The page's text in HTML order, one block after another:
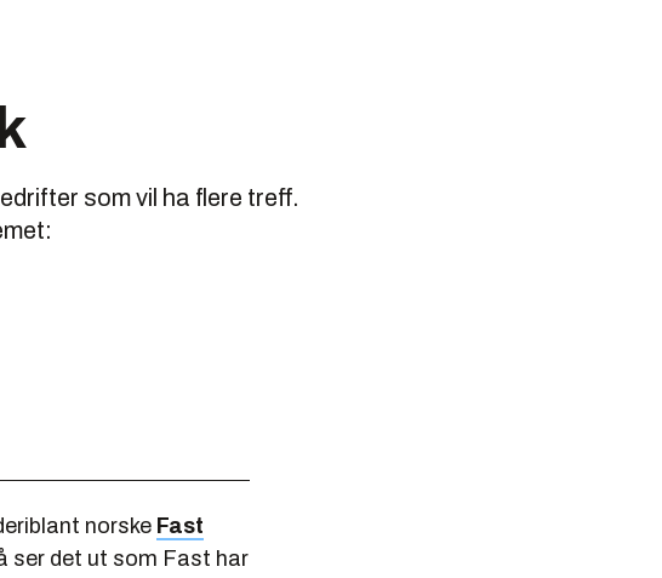
som vil ha flere treff.
norske Fast
ser det ut som Fast har